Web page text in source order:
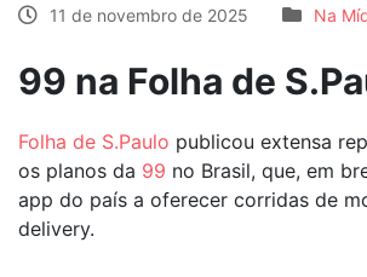
11 de novembro de 2025 Na
99 na Folha de
Folha de S.Paulo publicou extensa
os planos da 99 no Brasil, que, em
app do país a oferecer corridas de
delivery.